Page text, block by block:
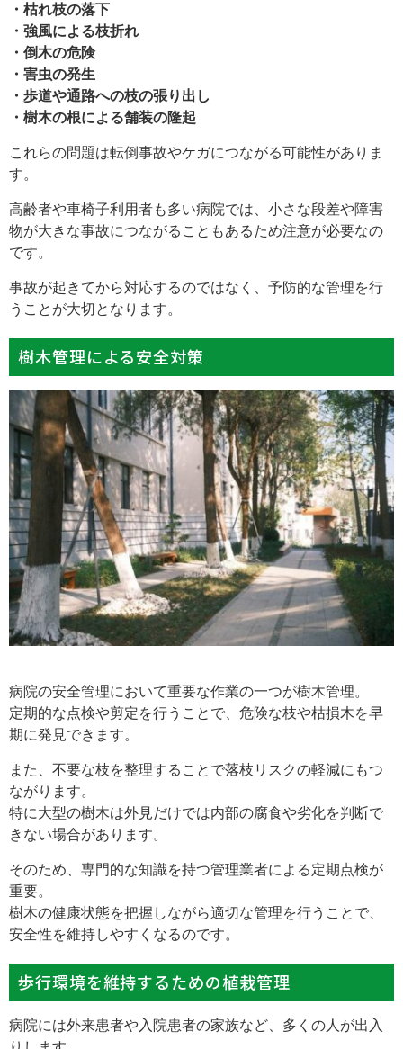
・枯れ枝の落下
・強風による枝折れ
・倒木の危険
・害虫の発生
・歩道や通路への枝の張り出し
・樹木の根による舗装の隆起
これらの問題は転倒事故やケガにつながる可能性がありま
す。
高齢者や車椅子利用者も多い病院では、小さな段差や障害
物が大きな事故につながることもあるため注意が必要なの
です。
事故が起きてから対応するのではなく、予防的な管理を行
うことが大切となります。
樹木管理による安全対策
病院の安全管理において重要な作業の一つが樹木管理。
定期的な点検や剪定を行うことで、危険な枝や枯損木を早
期に発見できます。
また、不要な枝を整理することで落枝リスクの軽減にもつ
ながります。
特に大型の樹木は外見だけでは内部の腐食や劣化を判断で
きない場合があります。
そのため、専門的な知識を持つ管理業者による定期点検が
重要。
樹木の健康状態を把握しながら適切な管理を行うことで、
安全性を維持しやすくなるのです。
歩行環境を維持するための植栽管理
病院には外来患者や入院患者の家族など、多くの人が出入